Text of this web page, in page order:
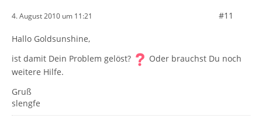
4. August 2010 um 11:21 #11
Hallo Goldsunshine,
ist damit Dein Problem gelöst?
Oder brauchst Du noch
weitere Hilfe.
Gruß
slengfe